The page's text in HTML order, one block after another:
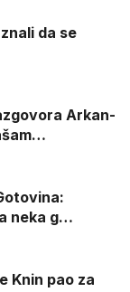
da se
Arkan-
neka g…
Knin pao za